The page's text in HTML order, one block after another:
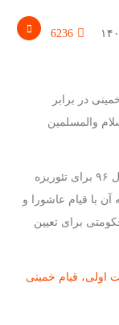
6236
در برابر
والمسلمین
این کتاب حاوی مباحث مطرح شده در محرم سال ۹۶ برای تئوریزه
با قیام عاشورا و
برای تعیین
اولی، قیام خمینی